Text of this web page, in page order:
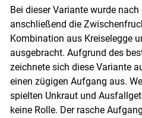
Bei dieser Variante wurde
anschließend die
Kombination aus Kreiselegge
ausgebracht. Aufgrund des
zeichnete sich diese Variante
einen zügigen Aufgang aus.
spielten Unkraut und
keine Rolle. Der rasche